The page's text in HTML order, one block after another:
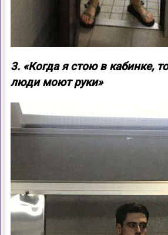
3. «Когда я стою в кабинке,
люди моют руки»